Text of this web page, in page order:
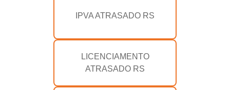
IPVA ATRASADO RS
LICENCIAMENTO
ATRASADO RS